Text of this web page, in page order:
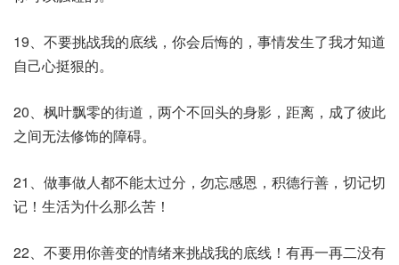
19、不要挑战我的底线，你会后悔的，事情发生了我才知道
自己心挺狠的。
20、枫叶飘零的街道，两个不回头的身影，距离，成了彼此
之间无法修饰的障碍。
21、做事做人都不能太过分，勿忘感恩，积德行善，切记切
记！生活为什么那么苦！
22、不要用你善变的情绪来挑战我的底线！有再一再二没有